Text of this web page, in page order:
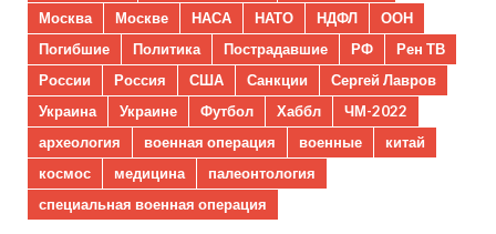
Москва
Москве НАСА НАТО НДФЛ
ООН
Погибшие
Политика Пострадавшие РФ
Рен ТВ
России
Россия США Санкции
Сергей Лавров
Украина
Украине Футбол Хаббл
ЧМ-2022
археология
военная операция военные
китай
космос
медицина
палеонтология
специальная военная операция